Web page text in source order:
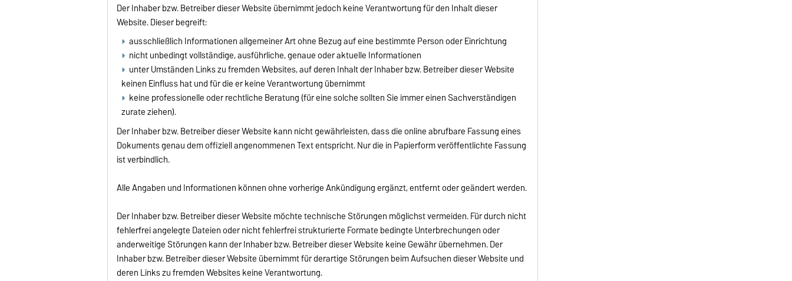
Der Inhaber bzw. Betreiber dieser Website übernimmt jedoch keine Verantwortung für den Inhalt dieser
Website. Dieser begreift:
ausschließlich Informationen allgemeiner Art ohne Bezug auf eine bestimmte Person oder Einrichtung
nicht unbedingt vollständige, ausführliche, genaue oder aktuelle Informationen
unter Umständen Links zu fremden Websites, auf deren Inhalt der Inhaber bzw. Betreiber dieser Website
keinen Einfluss hat und für die er keine Verantwortung übernimmt
keine professionelle oder rechtliche Beratung (für eine solche sollten Sie immer einen Sachverständigen
zurate ziehen).
Der Inhaber bzw. Betreiber dieser Website kann nicht gewährleisten, dass die online abrufbare Fassung eines
Dokuments genau dem offiziell angenommenen Text entspricht. Nur die in Papierform veröffentlichte Fassung
ist verbindlich.
Alle Angaben und Informationen können ohne vorherige Ankündigung ergänzt, entfernt oder geändert werden.
Der Inhaber bzw. Betreiber dieser Website möchte technische Störungen möglichst vermeiden. Für durch nicht
fehlerfrei angelegte Dateien oder nicht fehlerfrei strukturierte Formate bedingte Unterbrechungen oder
anderweitige Störungen kann der Inhaber bzw. Betreiber dieser Website keine Gewähr übernehmen. Der
Inhaber bzw. Betreiber dieser Website übernimmt für derartige Störungen beim Aufsuchen dieser Website und
deren Links zu fremden Websites keine Verantwortung.